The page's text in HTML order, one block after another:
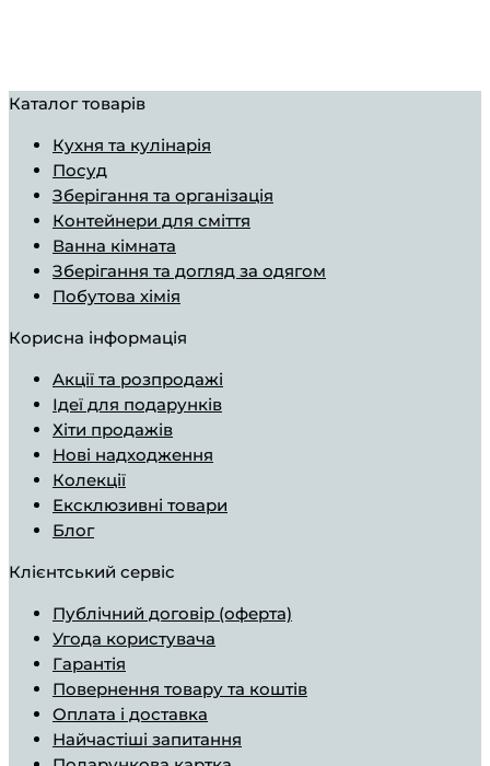
Каталог товарів
Кухня та кулінарія
Посуд
Зберігання та організація
Контейнери для сміття
Ванна кімната
Зберігання та догляд за одягом
Побутова хімія
Корисна інформація
Aкції та розпродажі
Ідеї ​​для подарунків
Хіти продажів
Нові надходження
Колекції
Ексклюзивні товари
Блог
Клієнтський сервіс
Публічний договір (оферта)
Угода користувача
Гарантія
Повернення товару та коштів
Оплата і доставка
Найчастіші запитання